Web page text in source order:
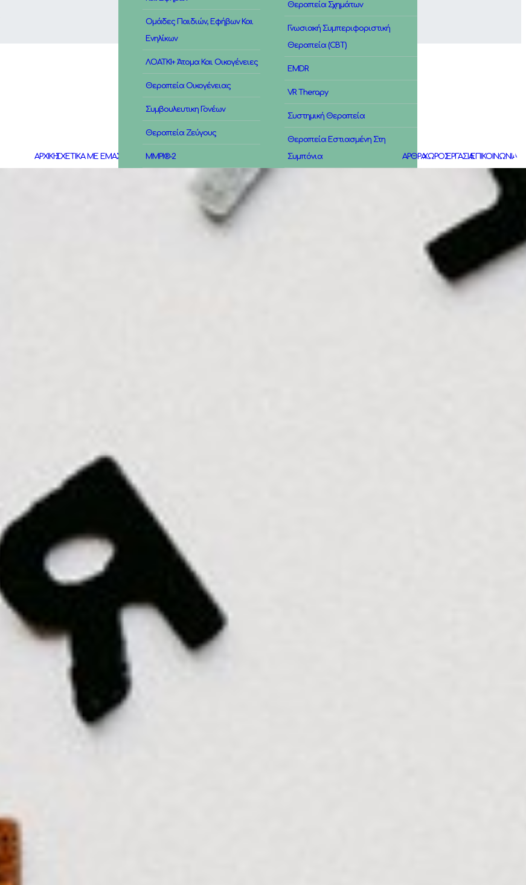
ΑΡΧΙΚΗΣΧΕΤΙΚΑ ΜΕ ΕΜΑΣ
Ομάδες Παιδιών, Εφήβων Και
Ενηλίκων
ΛΟΑΤΚΙ+ Άτομα Και Οικογένειες
Θεραπεία Οικογένειας
Συμβουλευτικη Γονέων
Θεραπεία Ζεύγους
MMPI®-2
Θεραπεία Σχημάτων
Γνωσιακή Συμπεριφοριστική
Θεραπεία (CBT)
EMDR
VR Therapy
Συστημική Θεραπεία
Θεραπεία Εστιασμένη Στη
Συμπόνια
ΑΡΘΡΑΧΩΡΟΣΕΡΓΑΣΙΑΕΠΙΚΟΙΝΩΝΙΑ